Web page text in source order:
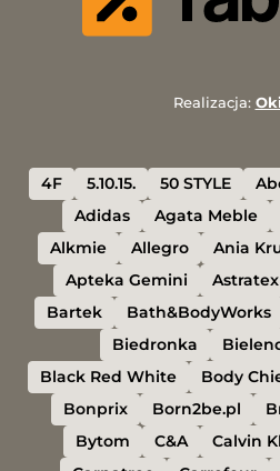
Realizacja:
4F 5.10.15. 50 STYLE
Adidas
Agata Meble
Alkmie
Allegro Ania
Apteka Gemini
Astratex
Bartek
Bath&BodyWorks
Biedronka
Black Red White
Body
Bonprix
Born2be.pl
Bytom
C&A Calvin